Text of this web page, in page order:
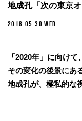
地成孔「次の東京
2018.05.30 WED
「2020年」に向け
その変化の後景にあ
地成孔が、極私的な